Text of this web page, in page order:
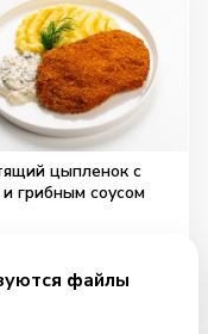
цыпленок с
грибным соусом
файлы